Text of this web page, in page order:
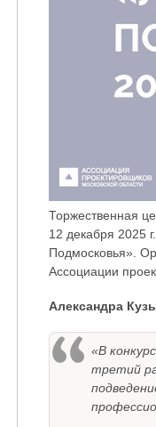
Торжественная
12 декабря 2025
Подмосковья».
Ассоциации
Александра
«В
третий